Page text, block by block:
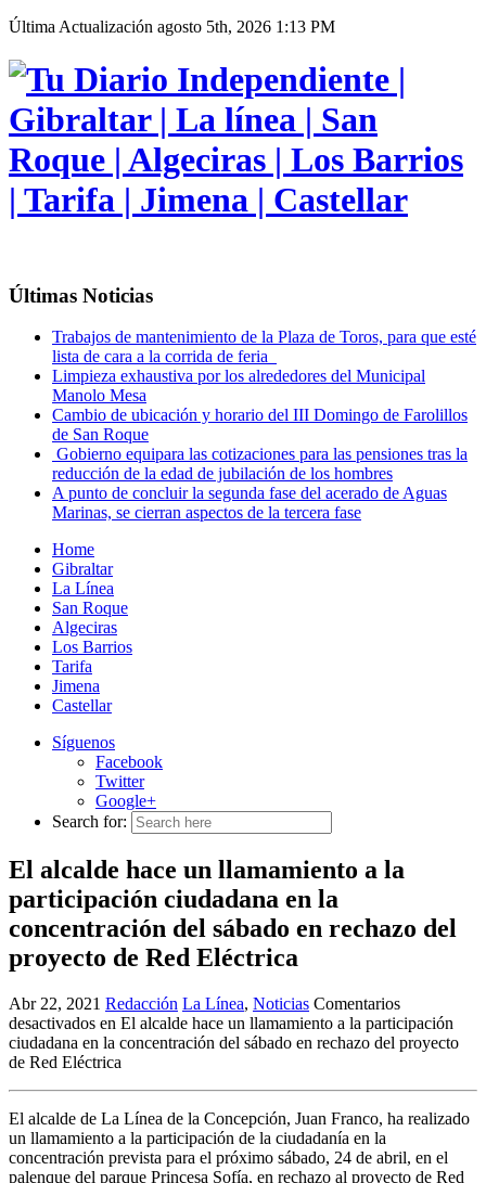
Última Actualización agosto 5th, 2026 1:13 PM
Últimas Noticias
Trabajos de mantenimiento de la Plaza de Toros, para que esté
lista de cara a la corrida de feria
Limpieza exhaustiva por los alrededores del Municipal
Manolo Mesa
Cambio de ubicación y horario del III Domingo de Farolillos
de San Roque
Gobierno equipara las cotizaciones para las pensiones tras la
reducción de la edad de jubilación de los hombres
A punto de concluir la segunda fase del acerado de Aguas
Marinas, se cierran aspectos de la tercera fase
Home
Gibraltar
La Línea
San Roque
Algeciras
Los Barrios
Tarifa
Jimena
Castellar
Síguenos
Facebook
Twitter
Google+
Search for:
El alcalde hace un llamamiento a la
participación ciudadana en la
concentración del sábado en rechazo del
proyecto de Red Eléctrica
Abr 22, 2021 Redacción La Línea, Noticias Comentarios
desactivados en El alcalde hace un llamamiento a la participación
ciudadana en la concentración del sábado en rechazo del proyecto
de Red Eléctrica
El alcalde de La Línea de la Concepción, Juan Franco, ha realizado
un llamamiento a la participación de la ciudadanía en la
concentración prevista para el próximo sábado, 24 de abril, en el
palenque del parque Princesa Sofía, en rechazo al proyecto de Red